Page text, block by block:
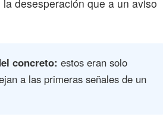
desesperación que a un aviso
concreto: estos eran solo
a las primeras señales de un